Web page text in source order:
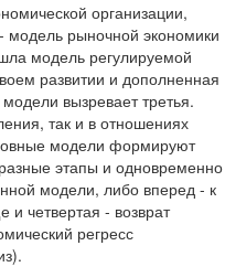
организации,
рыночной экономики
модель регулируемой
развитии и дополненная
вызревает третья.
так и в отношениях
модели формируют
этапы и одновременно
модели, либо вперед - к
четвертая - возврат
регресс